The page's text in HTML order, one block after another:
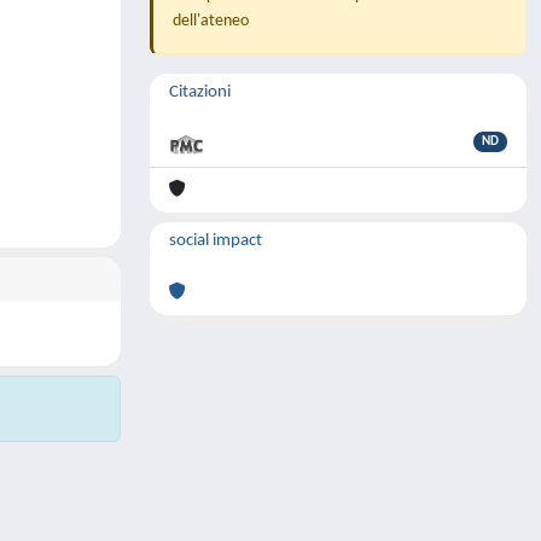
dell'ateneo
Citazioni
ND
social impact